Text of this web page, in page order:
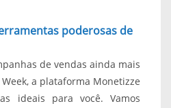
poderosas de
de vendas ainda mais
a plataforma Monetizze
ideais para você. Vamos